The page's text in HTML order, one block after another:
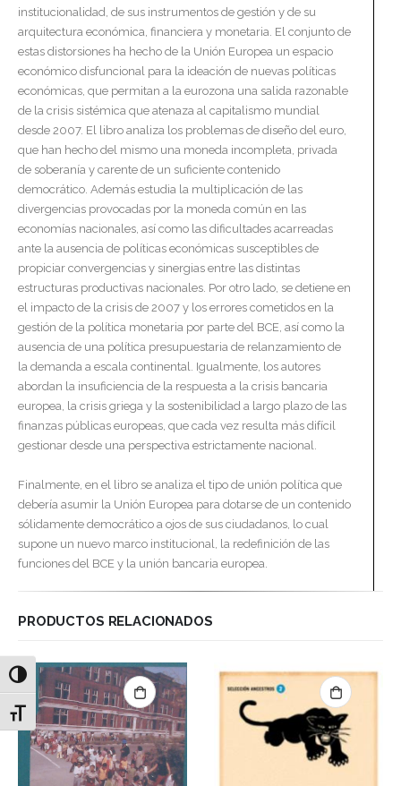
Alternar alto contraste
Alternar tamaño de letra
institucionalidad, de sus instrumentos de gestión y de su
arquitectura económica, financiera y monetaria. El conjunto de
estas distorsiones ha hecho de la Unión Europea un espacio
económico disfuncional para la ideación de nuevas políticas
económicas, que permitan a la eurozona una salida razonable
de la crisis sistémica que atenaza al capitalismo mundial
desde 2007. El libro analiza los problemas de diseño del euro,
que han hecho del mismo una moneda incompleta, privada
de soberanía y carente de un suficiente contenido
democrático. Además estudia la multiplicación de las
divergencias provocadas por la moneda común en las
economías nacionales, así como las dificultades acarreadas
ante la ausencia de políticas económicas susceptibles de
propiciar convergencias y sinergias entre las distintas
estructuras productivas nacionales. Por otro lado, se detiene en
el impacto de la crisis de 2007 y los errores cometidos en la
gestión de la política monetaria por parte del BCE, así como la
ausencia de una política presupuestaria de relanzamiento de
la demanda a escala continental. Igualmente, los autores
abordan la insuficiencia de la respuesta a la crisis bancaria
europea, la crisis griega y la sostenibilidad a largo plazo de las
finanzas públicas europeas, que cada vez resulta más difícil
gestionar desde una perspectiva estrictamente nacional.
Finalmente, en el libro se analiza el tipo de unión política que
debería asumir la Unión Europea para dotarse de un contenido
sólidamente democrático a ojos de sus ciudadanos, lo cual
supone un nuevo marco institucional, la redefinición de las
funciones del BCE y la unión bancaria europea.
PRODUCTOS RELACIONADOS